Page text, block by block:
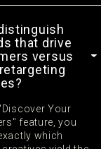
that drive
versus
Your
feature, you
which